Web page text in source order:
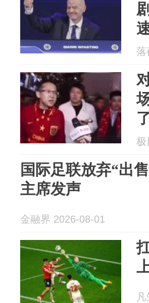
落
极
国际足联放弃“出
主席发声
金融界 2026-08-01